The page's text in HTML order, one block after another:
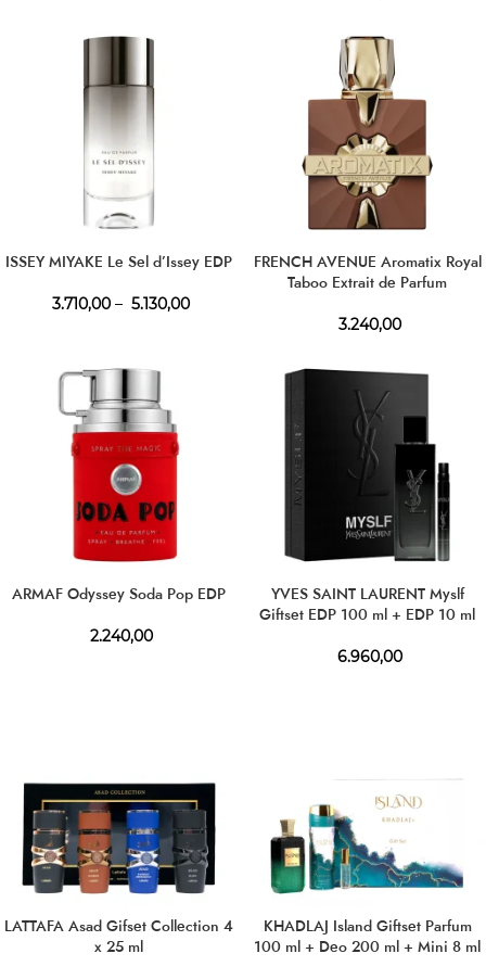
ISSEY MIYAKE Le Sel d’Issey EDP
3.710,00 – 5.130,00
FRENCH AVENUE Aromatix Royal
Taboo Extrait de Parfum
3.240,00
ARMAF Odyssey Soda Pop EDP
2.240,00
YVES SAINT LAURENT Myslf
Giftset EDP 100 ml + EDP 10 ml
6.960,00
LATTAFA Asad Gifset Collection 4
x 25 ml
KHADLAJ Island Giftset Parfum
100 ml + Deo 200 ml + Mini 8 ml